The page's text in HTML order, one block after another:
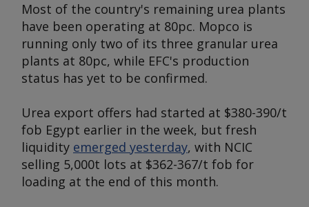
Most of the country's remaining urea plants
have been operating at 80pc. Mopco is
running only two of its three granular urea
plants at 80pc, while EFC's production
status has yet to be confirmed.
Urea export offers had started at $380-390/t
fob Egypt earlier in the week, but fresh
liquidity emerged yesterday, with NCIC
selling 5,000t lots at $362-367/t fob for
loading at the end of this month.